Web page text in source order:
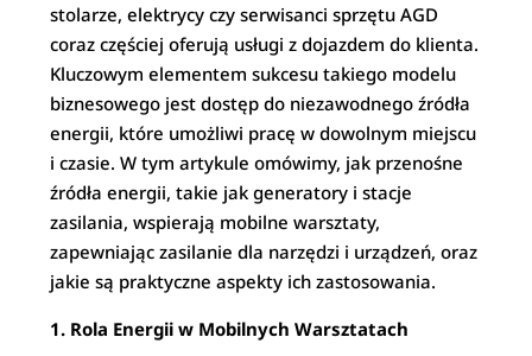
stolarze, elektrycy czy serwisanci sprzętu AGD
coraz częściej oferują usługi z dojazdem do klienta.
Kluczowym elementem sukcesu takiego modelu
biznesowego jest dostęp do niezawodnego źródła
energii, które umożliwi pracę w dowolnym miejscu
i czasie. W tym artykule omówimy, jak przenośne
źródła energii, takie jak generatory i stacje
zasilania, wspierają mobilne warsztaty,
zapewniając zasilanie dla narzędzi i urządzeń, oraz
jakie są praktyczne aspekty ich zastosowania.
1. Rola Energii w Mobilnych Warsztatach